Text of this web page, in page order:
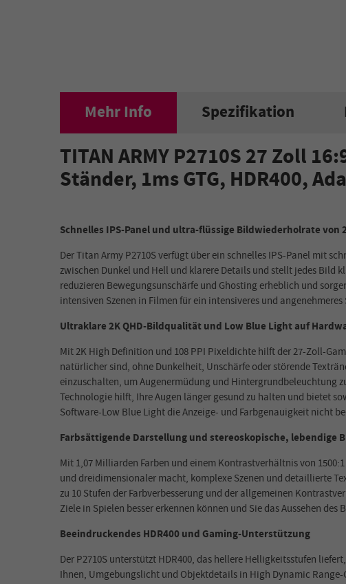
Mehr Info Spezifikation
TITAN ARMY P2710S 27 Zoll
Ständer, 1ms GTG, HDR400,
Schnelles IPS-Panel und ultra-flüssige Bildwiederholrate von
Der Titan Army P2710S verfügt über ein schnelles IPS-Panel mit
zwischen Dunkel und Hell und klarere Details und stellt jedes Bild
reduzieren Bewegungsunschärfe und Ghosting erheblich und
intensiven Szenen in Filmen für ein intensiveres und
Ultraklare 2K QHD-Bildqualität und Low Blue Light auf
Mit 2K High Definition und 108 PPI Pixeldichte hilft der 27-Zoll-
natürlicher sind, ohne Dunkelheit, Unschärfe oder störende
einzuschalten, um Augenermüdung und Hintergrundbeleuchtung
Technologie hilft, Ihre Augen länger gesund zu halten und bietet
Software-Low Blue Light die Anzeige- und Farbgenauigkeit nicht
Farbsättigende Darstellung und stereoskopische, lebendige
Mit 1,07 Milliarden Farben und einem Kontrastverhältnis von
und dreidimensionaler macht, komplexe Szenen und detaillierte
zu 10 Stufen der Farbverbesserung und der allgemeinen
Ziele in Spielen besser erkennen können und Sie das Aussehen
Beeindruckendes HDR400 und Gaming-Unterstützung
Der P2710S unterstützt HDR400, das hellere Helligkeitsstufen
Ihnen, Umgebungslicht und Objektdetails in High Dynamic